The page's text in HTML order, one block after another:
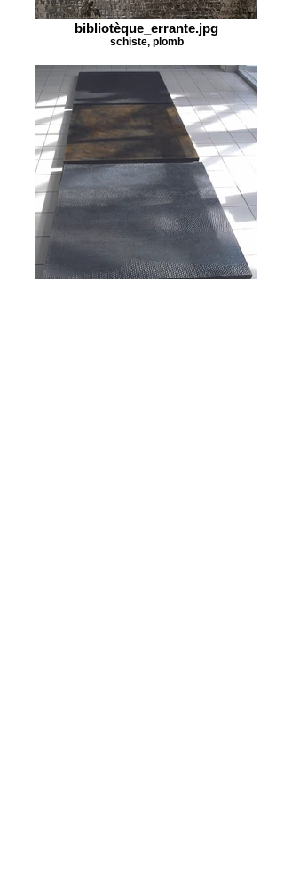
bibliotèque_errante.jpg
schiste, plomb